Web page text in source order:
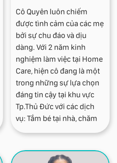
Cô Quyên luôn chiếm
được tình cảm của các mẹ
bởi sự chu đáo và dịu
dàng. Với 2 năm kinh
nghiệm làm việc tại Home
Care, hiện cô đang là một
trong những sự lựa chọn
đáng tin cậy tại khu vực
Tp.Thủ Đức với các dịch
vụ: Tắm bé tại nhà, chăm
sóc mẹ sau sinh và thông
Cô Quyên tận tâm, ân cần